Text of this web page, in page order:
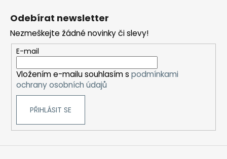
p
r
v
k
y
u
í
Odebírat newsletter
Nezmeškejte žádné novinky či slevy!
E-mail
Vložením e-mailu souhlasím s podmínkami
ochrany osobních údajů
PŘIHLÁSIT SE